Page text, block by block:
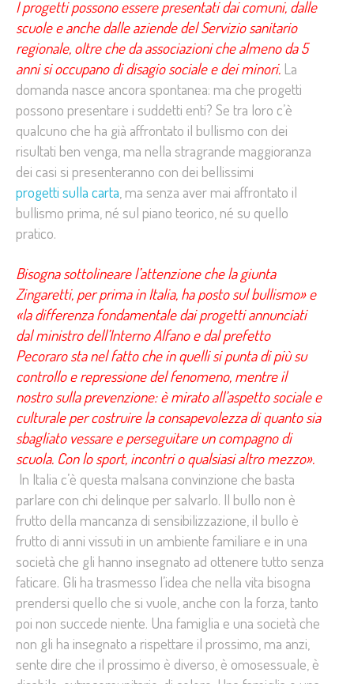
Iprogetti possono essere presentati dai comuni, dalle
scuole e anche dalle aziende del Servizio sanitario
regionale, oltre che da associazioni che almeno da 5
anni si occupano di disagio sociale e dei minori. La
domanda nasce ancora spontanea: ma che progetti
possono presentare i suddetti enti? Se tra loro c’è
qualcuno che ha già affrontato il bullismo con dei
risultati ben venga, ma nella stragrande maggioranza
dei casi si presenteranno con dei bellissimi
progetti sulla carta , ma senza aver mai affrontato il
bullismo prima, né sul piano teorico, né su quello
pratico.
Bisogna sottolineare l’attenzione che la giunta
Zingaretti, per prima in Italia, ha posto sul bullismo» e
«la differenza fondamentale dai progetti annunciati
dal ministro dell’Interno Alfano e dal prefetto
Pecoraro sta nel fatto che in quelli si punta di più su
controllo e repressione del fenomeno, mentre il
nostro sulla prevenzione: è mirato all’aspetto sociale e
culturale per costruire la consapevolezza di quanto sia
sbagliato vessare e perseguitare un compagno di
scuola. Con lo sport, incontri o qualsiasi altro mezzo».
In Italia c’è questa malsana convinzione che basta
parlare con chi delinque per salvarlo. Il bullo non è
frutto della mancanza di sensibilizzazione, il bullo è
frutto di anni vissuti in un ambiente familiare e in una
società che gli hanno insegnato ad ottenere tutto senza
faticare. Gli ha trasmesso l’idea che nella vita bisogna
prendersi quello che si vuole, anche con la forza, tanto
poi non succede niente. Una famiglia e una società che
non gli ha insegnato a rispettare il prossimo, ma anzi,
sente dire che il prossimo è diverso, è omosessuale, è